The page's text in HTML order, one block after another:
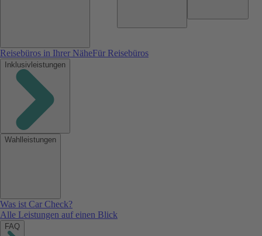
Reisebüros in Ihrer NäheFür Reisebüros
Inklusivleistungen
Wahlleistungen
Was ist Car Check?
Alle Leistungen auf einen Blick
FAQ